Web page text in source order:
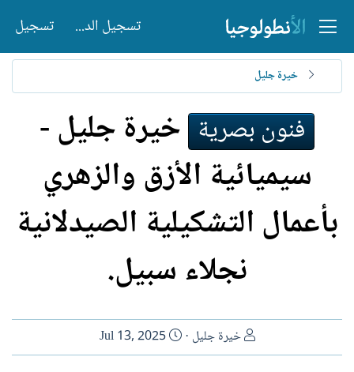
تسجيل الدخول تسجيل
خيرة جليل
فنون بصرية خيرة جليل -
سيميائية الأزق والزهري
بأعمال التشكيلية الصيدلانية
نجلاء سبيل.
ا
ل
خيرة جليل
ت
ا
Jul 13, 2025